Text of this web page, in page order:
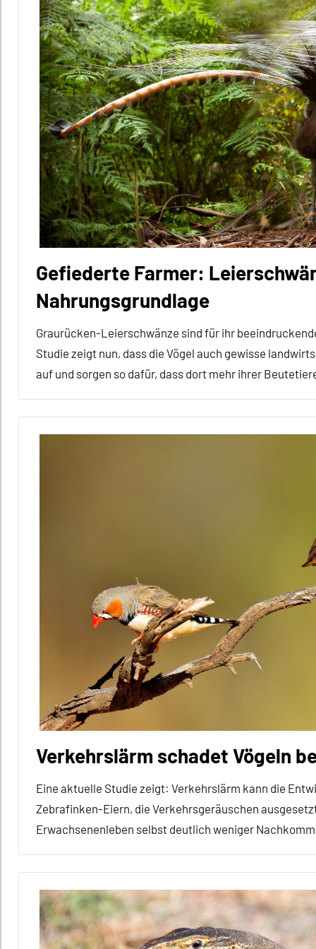
Gefiederte Farmer:
Nahrungsgrundlage
Graurücken-Leierschwänze sind für ihr
Studie zeigt nun, dass die Vögel auch gewisse
auf und sorgen so dafür, dass dort mehr ihrer
Alle
Wirbeltiere
Verkehrslärm schadet Vögeln
Eine aktuelle Studie zeigt: Verkehrslärm kann die
Zebrafinken-Eiern, die Verkehrsgeräuschen
Erwachsenenleben selbst deutlich weniger
Alle
Artikel
Alle
Themen